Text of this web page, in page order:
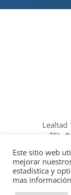
Lealtad
TEL.
Socio de
Este sitio web
mejorar
estadística y
mas